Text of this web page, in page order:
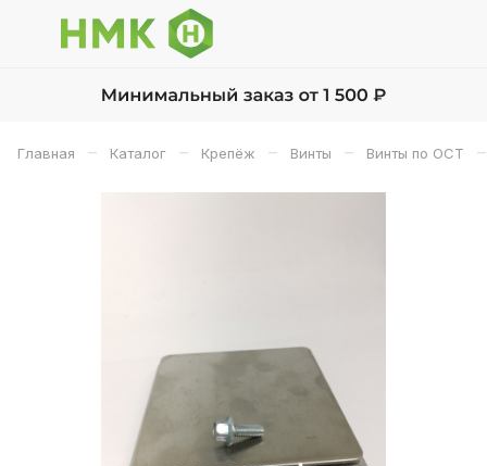
Главная – Каталог – Крепёж – Винты – Винты по ОСТ –